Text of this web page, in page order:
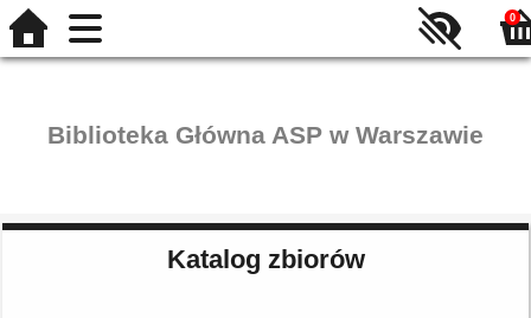
0
Biblioteka Główna ASP w Warszawie
Katalog zbiorów